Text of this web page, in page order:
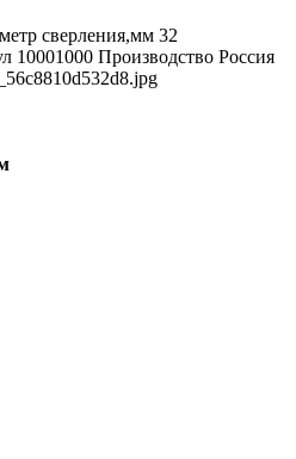
сверления,мм 32
10001000 Производство Россия